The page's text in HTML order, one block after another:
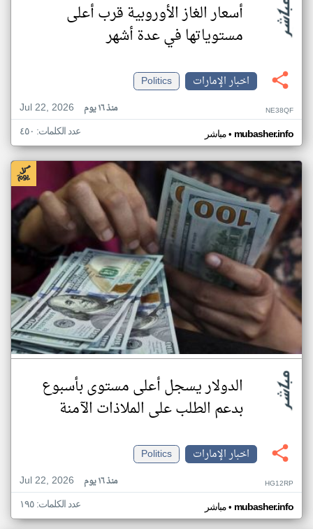
أسعار الغاز الأوروبية قرب أعلى
مستوياتها في عدة أشهر
اخبار الإمارات
Politics
Jul 22, 2026
منذ ١٦ يوم NE38QF
مباشر• mubasher.info عدد الكلمات: ٤٥٠
الدولار يسجل أعلى مستوى بأسبوع
بدعم الطلب على الملاذات الآمنة
اخبار الإمارات
Politics
Jul 22, 2026
منذ ١٦ يوم HG12RP
مباشر• mubasher.info عدد الكلمات: ١٩٥